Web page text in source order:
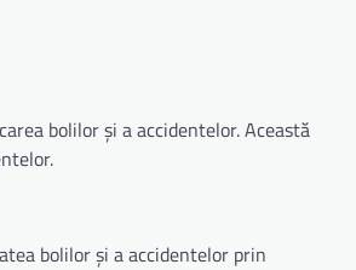
bolilor și a accidentelor. Această
bolilor și a accidentelor prin